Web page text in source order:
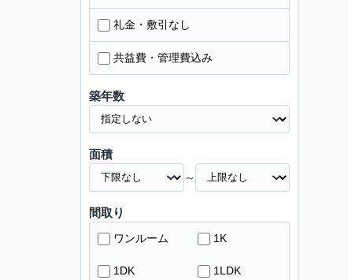
礼金・敷引なし
共益費・管理費込み
築年数
面積
～
間取り
ワンルーム 1K
1DK 1LDK